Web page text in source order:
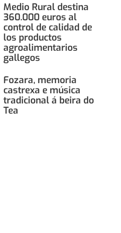
Medio Rural destina
360.000 euros al
control de calidad de
los productos
agroalimentarios
gallegos
Fozara, memoria
castrexa e música
tradicional á beira do
Tea